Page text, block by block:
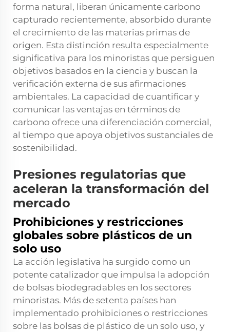
forma natural, liberan únicamente carbono
capturado recientemente, absorbido durante
el crecimiento de las materias primas de
origen. Esta distinción resulta especialmente
significativa para los minoristas que persiguen
objetivos basados en la ciencia y buscan la
verificación externa de sus afirmaciones
ambientales. La capacidad de cuantificar y
comunicar las ventajas en términos de
carbono ofrece una diferenciación comercial,
al tiempo que apoya objetivos sustanciales de
sostenibilidad.
Presiones regulatorias que
aceleran la transformación del
mercado
Prohibiciones y restricciones
globales sobre plásticos de un
solo uso
La acción legislativa ha surgido como un
potente catalizador que impulsa la adopción
de bolsas biodegradables en los sectores
minoristas. Más de setenta países han
implementado prohibiciones o restricciones
sobre las bolsas de plástico de un solo uso, y